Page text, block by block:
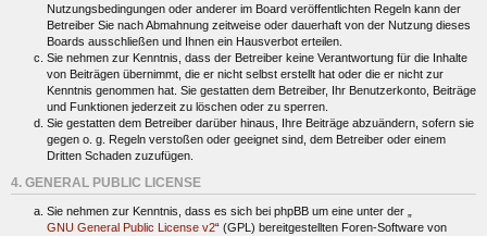
Nutzungsbedingungen oder anderer im Board veröffentlichten Regeln kann der
Betreiber Sie nach Abmahnung zeitweise oder dauerhaft von der Nutzung dieses
Boards ausschließen und Ihnen ein Hausverbot erteilen.
Sie nehmen zur Kenntnis, dass der Betreiber keine Verantwortung für die Inhalte
von Beiträgen übernimmt, die er nicht selbst erstellt hat oder die er nicht zur
Kenntnis genommen hat. Sie gestatten dem Betreiber, Ihr Benutzerkonto, Beiträge
und Funktionen jederzeit zu löschen oder zu sperren.
Sie gestatten dem Betreiber darüber hinaus, Ihre Beiträge abzuändern, sofern sie
gegen o. g. Regeln verstoßen oder geeignet sind, dem Betreiber oder einem
Dritten Schaden zuzufügen.
4. GENERAL PUBLIC LICENSE
Sie nehmen zur Kenntnis, dass es sich bei phpBB um eine unter der „
GNU General Public License v2“ (GPL) bereitgestellten Foren-Software von